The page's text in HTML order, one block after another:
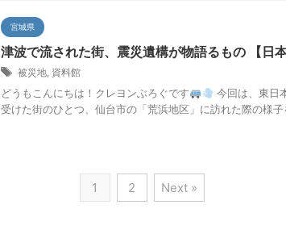
宮城県
津波で流された街、震災遺構が物語るもの 【日
被災地, 資料館
どうもこんにちは！クレヨンぶろぐです
今回は、東日
受けた街のひとつ、仙台市の「荒浜地区」に訪れた際の様
1 2 Next »